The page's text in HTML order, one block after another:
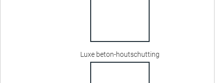
Luxe beton-houtschutting